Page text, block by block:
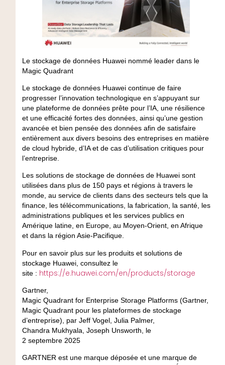
Le stockage de données Huawei nommé leader dans le
Magic Quadrant
Le stockage de données Huawei continue de faire
progresser l’innovation technologique en s’appuyant sur
une plateforme de données prête pour l’IA, une résilience
et une efficacité fortes des données, ainsi qu’une gestion
avancée et bien pensée des données afin de satisfaire
entièrement aux divers besoins des entreprises en matière
de cloud hybride, d’IA et de cas d’utilisation critiques pour
l’entreprise.
Les solutions de stockage de données de Huawei sont
utilisées dans plus de 150 pays et régions à travers le
monde, au service de clients dans des secteurs tels que la
finance, les télécommunications, la fabrication, la santé, les
administrations publiques et les services publics en
Amérique latine, en Europe, au Moyen-Orient, en Afrique
et dans la région Asie-Pacifique.
Pour en savoir plus sur les produits et solutions de
stockage Huawei, consultez le
site : https://e.huawei.com/en/products/storage
Gartner,
Magic Quadrant for Enterprise Storage Platforms (Gartner,
Magic Quadrant pour les plateformes de stockage
d’entreprise), par Jeff Vogel, Julia Palmer,
Chandra Mukhyala, Joseph Unsworth, le
2 septembre 2025
GARTNER est une marque déposée et une marque de